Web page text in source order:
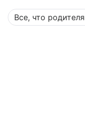
Все, что